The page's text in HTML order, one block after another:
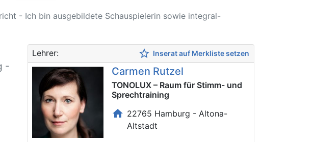
- Ich bin ausgebildete Schauspielerin sowie integral-
-
Lehrer: star_border Inserat auf Merkliste setzen
Carmen Rutzel
TONOLUX – Raum für Stimm- und
Sprechtraining
home 22765 Hamburg - Altona-
Altstadt